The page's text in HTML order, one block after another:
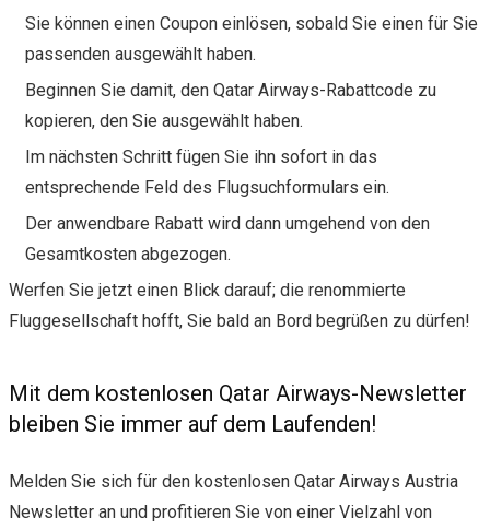
Sie können einen Coupon einlösen, sobald Sie einen für Sie
passenden ausgewählt haben.
Beginnen Sie damit, den Qatar Airways-Rabattcode zu
kopieren, den Sie ausgewählt haben.
Im nächsten Schritt fügen Sie ihn sofort in das
entsprechende Feld des Flugsuchformulars ein.
Der anwendbare Rabatt wird dann umgehend von den
Gesamtkosten abgezogen.
Werfen Sie jetzt einen Blick darauf; die renommierte
Fluggesellschaft hofft, Sie bald an Bord begrüßen zu dürfen!
Mit dem kostenlosen Qatar Airways-Newsletter
bleiben Sie immer auf dem Laufenden!
Melden Sie sich für den kostenlosen Qatar Airways Austria
Newsletter an und profitieren Sie von einer Vielzahl von